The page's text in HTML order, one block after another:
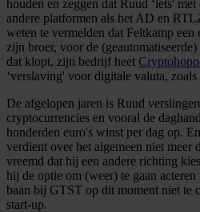
houden en zeggen dat Ruud ‘iets'
andere platformen als het AD en
weten te vermelden dat Feltkamp
zijn broer, voor de
dat klopt, zijn bedrijf heet
‘verslaving' voor digitale valuta,
De afgelopen jaren is Ruud
cryptocurrencies en vooral de
honderden euro's winst per dag op.
verdient over het algemeen niet meer
vreemd dat hij een andere richting
hij de optie om (weer) te gaan
baan bij GTST op dit moment niet te
start-up.